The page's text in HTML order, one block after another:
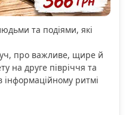
та подіями, які
про важливе, щире й
на друге півріччя та
ритмі